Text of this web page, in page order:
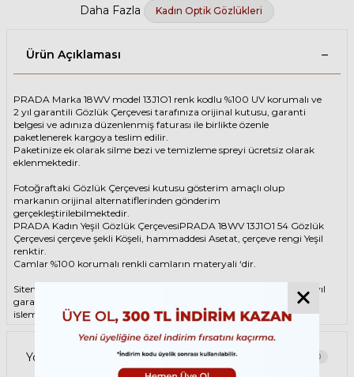
Daha Fazla Kadın Optik Gözlükleri
Ürün Açıklaması
PRADA Marka 18WV model 13J1O1 renk kodlu %100 UV korumalı ve
2 yıl garantili Gözlük Çerçevesi tarafınıza orijinal kutusu, garanti
belgesi ve adınıza düzenlenmiş faturası ile birlikte özenle
paketlenerek kargoya teslim edilir.
Paketinize ek olarak silme bezi ve temizleme spreyi ücretsiz olarak
eklenmektedir.
Fotoğraftaki Gözlük Çerçevesi kutusu gösterim amaçlı olup
markanın orijinal alternatiflerinden gönderim
gerçekleştirilebilmektedir.
PRADA Kadın Yeşil Gözlük ÇerçevesiPRADA 18WV 13J1O1 54 Gözlük
Çerçevesi çerçeve şekli Köşeli, hammaddesi Asetat, çerçeve rengi Yeşil
renktir.
Camlar %100 korumalı renkli camların materyali ‘dir.
Sitemizden alacağınız PRADA Gözlük Çerçevesi %100 orijinal ve 2 yıl
garantilidir. Garanti kapsamındaki tüm parça değişim ve tamir
işlemlerini ÖZKAN OPTİKmağazalarından ücretsiz olarak destek
Garanti kapsamı dışındaki tüm parça değişim ve tamir işlemleri için
parça ücreti karşılığında ömür boyu Özkan Optik mağazalarından
Yorumlar 0